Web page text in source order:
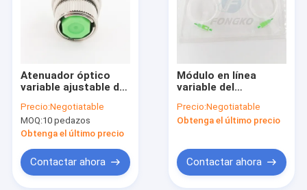
Atenuador óptico
variable ajustable de
señal de FTTH /CATV
Precio:Negotiatable
MOQ:10 pedazos
Obtenga el último precio
Contactar ahora
Módulo en línea
variable del
fibra óptica del SC
APC de 0~60dB SM
Precio:Negotiatable
Obtenga el último precio
Contactar ahora